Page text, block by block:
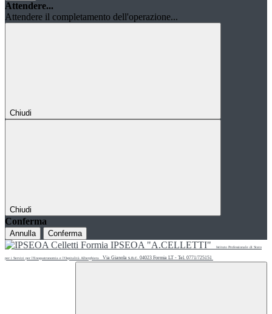
Attendere...
Attendere il completamento dell'operazione...
Chiudi
Chiudi
Conferma
Annulla Conferma
IPSEOA "A.CELLETTI" Istituto Professionale di Stato
per i Servizi per l'Enogastronomia e l'Ospitalità Alberghiera Via Gianola s.n.c. 04023 Formia LT - Tel. 0771/725151